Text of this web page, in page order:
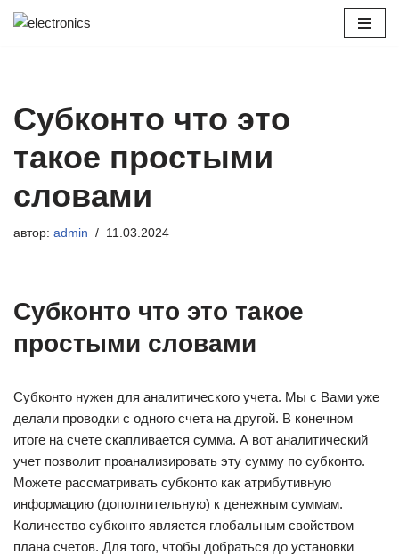
Субконто что это
такое простыми
словами
автор: admin 11.03.2024
Субконто что это такое
простыми словами
Субконто нужен для аналитического учета. Мы с Вами уже
делали проводки с одного счета на другой. В конечном
итоге на счете скапливается сумма. А вот аналитический
учет позволит проанализировать эту сумму по субконто.
Можете рассматривать субконто как атрибутивную
информацию (дополнительную) к денежным суммам.
Количество субконто является глобальным свойством
плана счетов. Для того, чтобы добраться до установки